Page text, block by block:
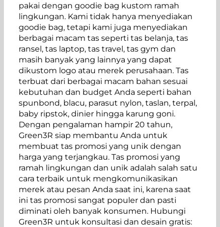
pakai dengan goodie bag kustom ramah
lingkungan. Kami tidak hanya menyediakan
goodie bag, tetapi kami juga menyediakan
berbagai macam tas seperti tas belanja, tas
ransel, tas laptop, tas travel, tas gym dan
masih banyak yang lainnya yang dapat
dikustom logo atau merek perusahaan. Tas
terbuat dari berbagai macam bahan sesuai
kebutuhan dan budget Anda seperti bahan
spunbond, blacu, parasut nylon, taslan, terpal,
baby ripstok, dinier hingga karung goni.
Dengan pengalaman hampir 20 tahun,
Green3R siap membantu Anda untuk
membuat tas promosi yang unik dengan
harga yang terjangkau. Tas promosi yang
ramah lingkungan dan unik adalah salah satu
cara terbaik untuk mengkomunikasikan
merek atau pesan Anda saat ini, karena saat
ini tas promosi sangat populer dan pasti
diminati oleh banyak konsumen. Hubungi
Green3R untuk konsultasi dan desain gratis: